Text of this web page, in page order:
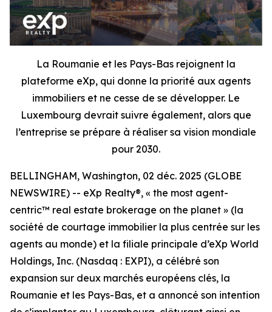
La Roumanie et les Pays-Bas rejoignent la
plateforme eXp, qui donne la priorité aux agents
immobiliers et ne cesse de se développer. Le
Luxembourg devrait suivre également, alors que
l’entreprise se prépare à réaliser sa vision mondiale
pour 2030.
BELLINGHAM, Washington, 02 déc. 2025 (GLOBE
NEWSWIRE) -- eXp Realty®, « the most agent-
centric™ real estate brokerage on the planet » (la
société de courtage immobilier la plus centrée sur les
agents au monde) et la filiale principale d’eXp World
Holdings, Inc. (Nasdaq : EXPI), a célébré son
expansion sur deux marchés européens clés, la
Roumanie et les Pays-Bas, et a annoncé son intention